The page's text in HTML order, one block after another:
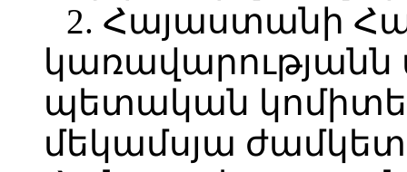
2. Հայաստանի
կառավարությանն
պետական
մեկամսյա